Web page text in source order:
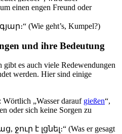
einen engen Freund oder
(Wie geht’s, Kumpel?)
und ihre Bedeutung
es auch viele Redewendungen
werden. Hier sind einige
: Wörtlich „Wasser darauf gießen“,
oder sich keine Sorgen zu
ջուր է լցնել։“ (Was er gesagt